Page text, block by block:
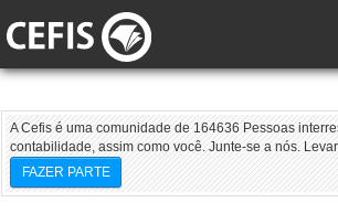
A Cefis é uma comunidade de 164636 Pessoas
contabilidade, assim como você. Junte-se a nós.
FAZER PARTE